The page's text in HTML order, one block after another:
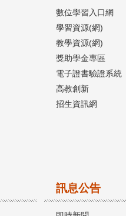
數位學習入口網
學習資源(網)
教學資源(網)
獎助學金專區
電子證書驗證系統
高教創新
招生資訊網
訊息公告